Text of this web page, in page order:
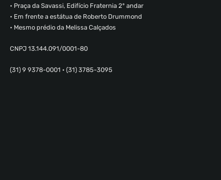
• Praça da Savassi, Edifício Fraternia 2º andar
• Em frente a estátua de Roberto Drummond
• Mesmo prédio da Melissa Calçados
CNPJ 13.144.091/0001-80
(31) 9 9378-0001 • (31) 3785-3095